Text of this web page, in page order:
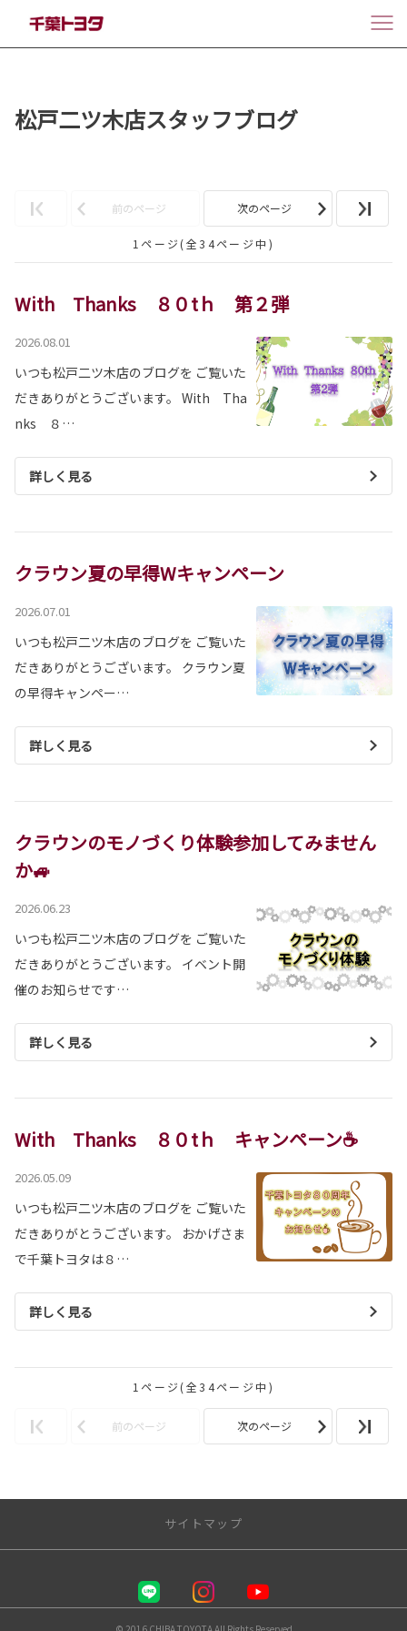
松戸二ツ木店スタッフブログ
前のページ 次のページ
1ページ(全34ページ中)
With Thanks ８０tｈ 第２弾
2026.08.01
いつも松戸二ツ木店のブログを ご覧いた
だきありがとうございます。 With Tha
nks ８…
詳しく見る
クラウン夏の早得Wキャンペーン
2026.07.01
いつも松戸二ツ木店のブログを ご覧いた
だきありがとうございます。 クラウン夏
の早得キャンペー…
詳しく見る
クラウンのモノづくり体験参加してみません
か🚙
2026.06.23
いつも松戸二ツ木店のブログを ご覧いた
だきありがとうございます。 イベント開
催のお知らせです…
詳しく見る
With Thanks ８０tｈ キャンペーン☕
2026.05.09
いつも松戸二ツ木店のブログを ご覧いた
だきありがとうございます。 おかげさま
で千葉トヨタは８…
詳しく見る
1ページ(全34ページ中)
前のページ 次のページ
サイトマップ
千葉トヨタ自動車 株式会社